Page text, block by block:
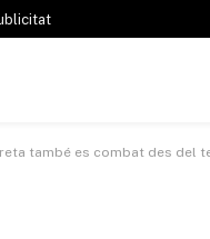
també es combat des del